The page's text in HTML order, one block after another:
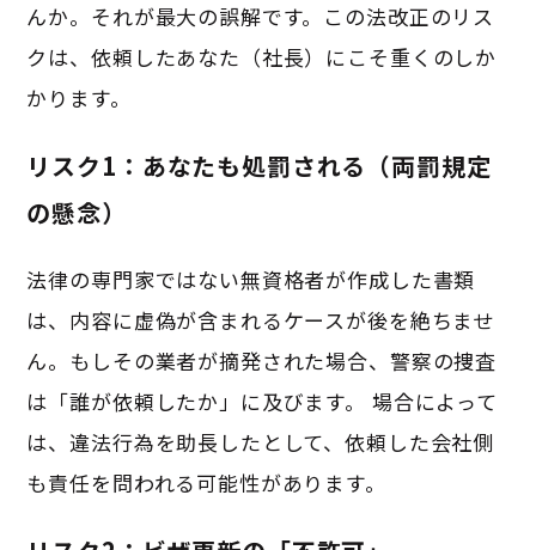
んか。それが最大の誤解です。この法改正のリス
クは、依頼したあなた（社長）にこそ重くのしか
かります。
リスク1：あなたも処罰される（両罰規定
の懸念）
法律の専門家ではない無資格者が作成した書類
は、内容に虚偽が含まれるケースが後を絶ちませ
ん。もしその業者が摘発された場合、警察の捜査
は「誰が依頼したか」に及びます。 場合によって
は、違法行為を助長したとして、依頼した会社側
も責任を問われる可能性があります。